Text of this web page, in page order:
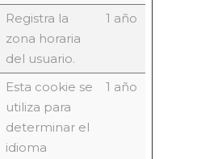
Registra la
zona horaria
del usuario.
1 año
Esta cookie se
utiliza para
determinar el
idioma
1 año